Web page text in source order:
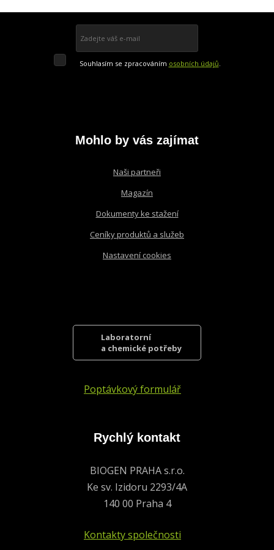
se
nepodařilo
odeslat.
se
Souhlasím se zpracováním osobních údajů.
odeslat.
Mohlo by vás zajímat
Naši partneři
Magazín
Dokumenty ke stažení
Ceníky produktů a služeb
Nastavení cookies
Laboratorní
a chemické potřeby
Poptávkový formulář
Rychlý kontakt
BIOGEN PRAHA s.r.o.
Ke sv. Izidoru 2293/4A
140 00 Praha 4
Kontakty společnosti